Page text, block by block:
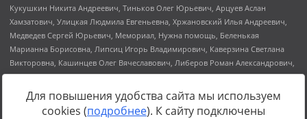
Для повышения удобства сайта мы используем
cookies (подробнее). К сайту подключены